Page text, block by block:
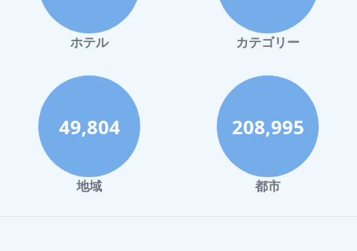
ニューカレドニアでの新婚旅行者向けのホテル
那覇市での新婚旅行者向けのホテル
ホテル カテゴリー
49,804
地域
208,995
都市